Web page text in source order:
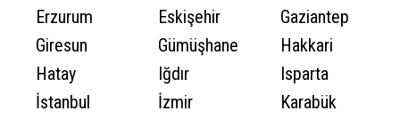
Erzurum
Eskişehir
Gaziantep
Giresun
Gümüşhane
Hakkari
Hatay
Iğdır
Isparta
İstanbul
İzmir
Karabük